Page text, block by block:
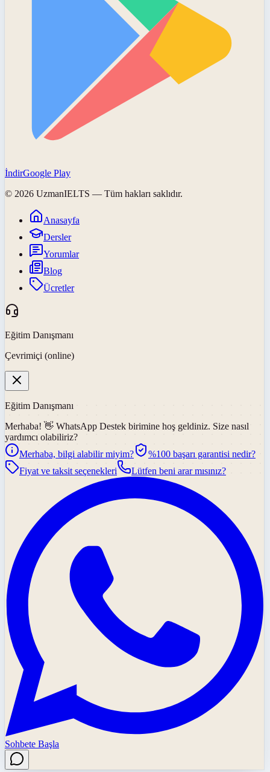
İndirGoogle Play
© 2026 UzmanIELTS — Tüm hakları saklıdır.
Anasayfa
Dersler
Yorumlar
Blog
Ücretler
Eğitim Danışmanı
Çevrimiçi (online)
Eğitim Danışmanı
Merhaba! 👋 WhatsApp Destek birimine hoş geldiniz. Size nasıl
yardımcı olabiliriz?
Merhaba, bilgi alabilir miyim?
%100 başarı garantisi nedir?
Fiyat ve taksit seçenekleri
Lütfen beni arar mısınız?
Sohbete Başla